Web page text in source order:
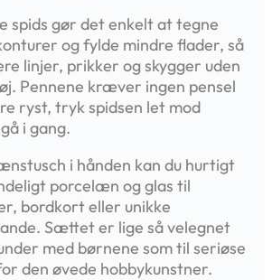
spids gør det enkelt at tegne
og fylde mindre flader, så
linjer, prikker og skygger uden
Pennene kræver ingen pensel
ryst, tryk spidsen let mod
i gang.
i hånden kan du hurtigt
porcelæn og glas til
bordkort eller unikke
Sættet er lige så velegnet
med børnene som til seriøse
den øvede hobbykunstner.